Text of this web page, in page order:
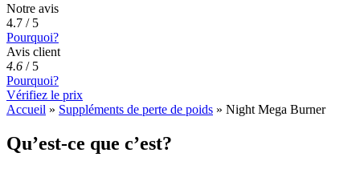
Notre avis
4.7 / 5
Pourquoi?
Avis client
4.6 / 5
Pourquoi?
Vérifiez le prix
Accueil » Suppléments de perte de poids » Night Mega Burner
Qu’est-ce que c’est?